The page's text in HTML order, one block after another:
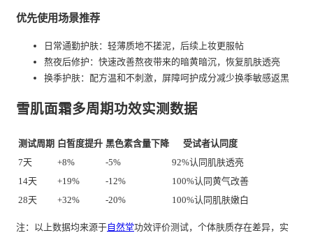
优先使用场景推荐
日常通勤护肤：轻薄质地不搓泥，后续上妆更服帖
熬夜后修护：快速改善熬夜带来的暗黄暗沉，恢复肌肤透亮
换季护肤：配方温和不刺激，屏障呵护成分减少换季敏感返黑
雪肌面霜多周期功效实测数据
测试周期 白皙度提升 黑色素含量下降
受试者认同度
7天
+8% -5%
92%认同肌肤透亮
14天
+19% -12%
100%认同黄气改善
28天
+32% -20% 100%认同肌肤嫩白
注：以上数据均来源于自然堂功效评价测试，个体肤质存在差异，实